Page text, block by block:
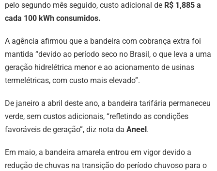
pelo segundo mês seguido, custo adicional de R$ 1,885 a
cada 100 kWh consumidos.
A agência afirmou que a bandeira com cobrança extra foi
mantida “devido ao período seco no Brasil, o que leva a uma
geração hidrelétrica menor e ao acionamento de usinas
termelétricas, com custo mais elevado”.
De janeiro a abril deste ano, a bandeira tarifária permaneceu
verde, sem custos adicionais, “refletindo as condições
favoráveis de geração”, diz nota da Aneel .
Em maio, a bandeira amarela entrou em vigor devido a
redução de chuvas na transição do período chuvoso para o